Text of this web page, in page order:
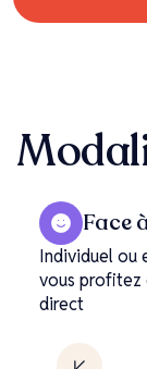
Face
Individuel ou
vous profitez
direct